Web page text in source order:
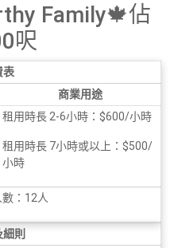
Family🍁佔
呎
表
商業用途
租用時長 2-6小時：$600/小時
租用時長 7小時或以上：$500/
小時
：12人
則